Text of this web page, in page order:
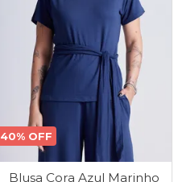
40% OFF
Blusa Cora Azul Marinho